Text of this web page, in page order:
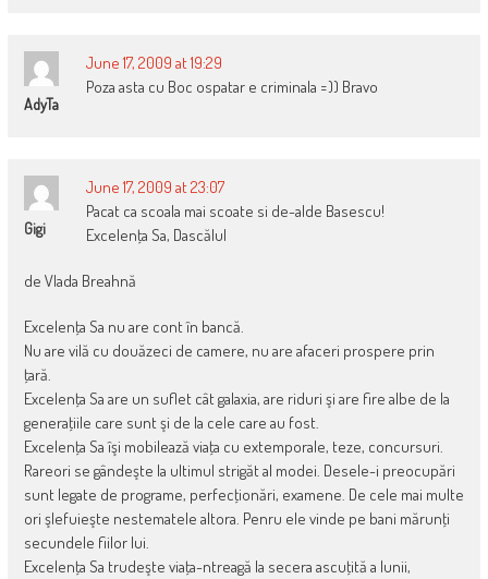
AdyTa
June 17, 2009 at 19:29
Poza asta cu Boc ospatar e criminala =)) Bravo
Gigi
June 17, 2009 at 23:07
Pacat ca scoala mai scoate si de-alde Basescu!
Excelenţa Sa, Dascălul
de Vlada Breahnă
Excelenţa Sa nu are cont în bancă.
Nu are vilă cu douăzeci de camere, nu are afaceri prospere prin
ţară.
Excelenţa Sa are un suflet cât galaxia, are riduri şi are fire albe de la
generaţiile care sunt şi de la cele care au fost.
Excelenţa Sa îşi mobilează viaţa cu extemporale, teze, concursuri.
Rareori se gândeşte la ultimul strigăt al modei. Desele-i preocupări
sunt legate de programe, perfecţionări, examene. De cele mai multe
ori şlefuieşte nestematele altora. Penru ele vinde pe bani mărunţi
secundele fiilor lui.
Excelenţa Sa trudeşte viaţa-ntreagă la secera ascuţită a lunii,